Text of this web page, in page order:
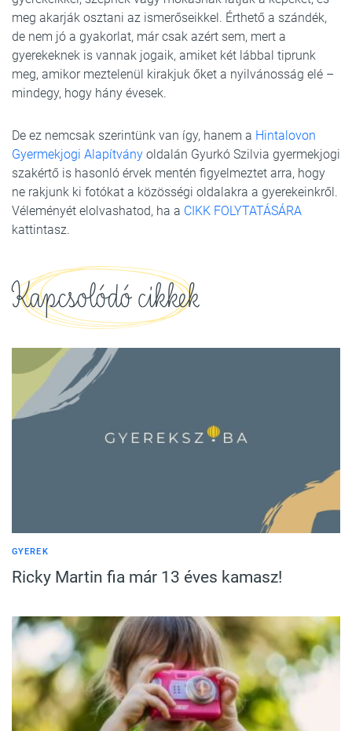
meg akarják osztani az ismerőseikkel. Érthető a szándék,
de nem jó a gyakorlat, már csak azért sem, mert a
gyerekeknek is vannak jogaik, amiket két lábbal tiprunk
meg, amikor meztelenül kirakjuk őket a nyilvánosság elé –
mindegy, hogy hány évesek.
De ez nemcsak szerintünk van így, hanem a Hintalovon
Gyermekjogi Alapítvány oldalán Gyurkó Szilvia gyermekjogi
szakértő is hasonló érvek mentén figyelmeztet arra, hogy
ne rakjunk ki fotókat a közösségi oldalakra a gyerekeinkről.
Véleményét elolvashatod, ha a CIKK FOLYTATÁSÁRA
kattintasz.
Kapcsolódó cikkek
GYEREK
Ricky Martin fia már 13 éves kamasz!